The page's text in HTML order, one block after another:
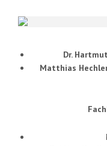
Dr.
Matthias